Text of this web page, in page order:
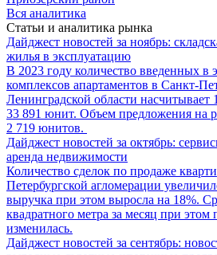
Вся аналитика
Статьи и аналитика рынка
Дайджест новостей за ноябрь:
жилья в эксплуатацию
В 2023 году количество введенных в
комплексов апартаментов в Санкт-
Ленинградской области насчитывает
33 891 юнит. Объем предложения на
2 719 юнитов.
Дайджест новостей за октябрь:
аренда недвижимости
Количество сделок по продаже
Петербургской агломерации
выручка при этом выросла на 18%.
квадратного метра за месяц при этом
изменилась.
Дайджест новостей за сентябрь: